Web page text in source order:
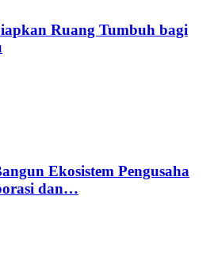
Ruang Tumbuh bagi
Ekosistem Pengusaha
dan…